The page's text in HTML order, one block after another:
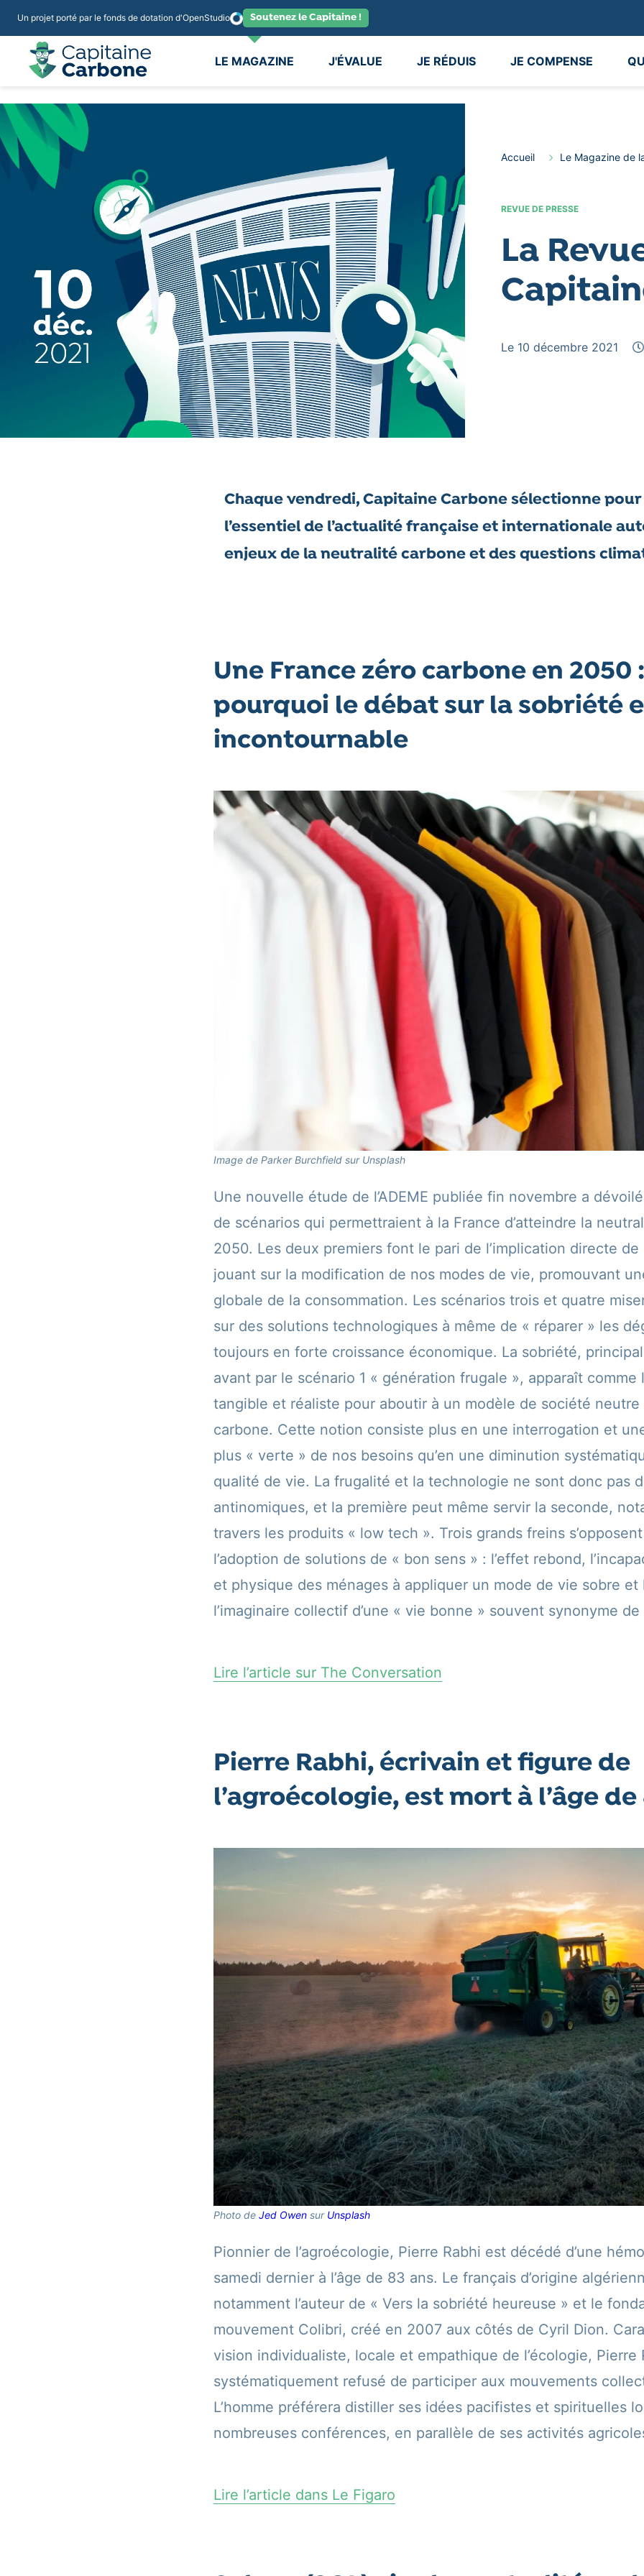
Un projet porté par le fonds de dotation d'OpenStudio Soutenez le Capitaine !
LE MAGAZINE J'ÉVALUE JE RÉDUIS JE COMPENSE
Accueil Le Magazine de
REVUE DE PRESSE
La
Le 10 décembre 2021
Chaque vendredi, Capitaine Carbone sélectionne
l’essentiel de l’actualité française et internationale
enjeux de la neutralité carbone et des questions
Une France zéro carbone en 2050 :
pourquoi le débat sur la sobriété
incontournable
Image de Parker Burchfield sur Unsplash
Une nouvelle étude de l’ADEME publiée fin novembre a
de scénarios qui permettraient à la France d’atteindre la
2050. Les deux premiers font le pari de l’implication directe
jouant sur la modification de nos modes de vie, promouvant
globale de la consommation. Les scénarios trois et quatre
sur des solutions technologiques à même de « réparer » les
toujours en forte croissance économique. La sobriété,
avant par le scénario 1 « génération frugale », apparaît
tangible et réaliste pour aboutir à un modèle de société neutre
carbone. Cette notion consiste plus en une interrogation et
plus « verte » de nos besoins qu’en une diminution
qualité de vie. La frugalité et la technologie ne sont donc pas
antinomiques, et la première peut même servir la seconde,
travers les produits « low tech ». Trois grands freins
l’adoption de solutions de « bon sens » : l’effet rebond,
et physique des ménages à appliquer un mode de vie sobre et
l’imaginaire collectif d’une « vie bonne » souvent synonyme
Lire l’article sur The Conversation
Pierre Rabhi, écrivain et figure de
l’agroécologie, est mort à l’âge
Photo de Jed Owen sur Unsplash
Pionnier de l’agroécologie, Pierre Rabhi est décédé d’une
samedi dernier à l’âge de 83 ans. Le français d’origine
notamment l’auteur de « Vers la sobriété heureuse » et le
mouvement Colibri, créé en 2007 aux côtés de Cyril Dion.
vision individualiste, locale et empathique de l’écologie, Pierre
systématiquement refusé de participer aux mouvements
L’homme préférera distiller ses idées pacifistes et spirituelles
nombreuses conférences, en parallèle de ses activités
Lire l’article dans Le Figaro